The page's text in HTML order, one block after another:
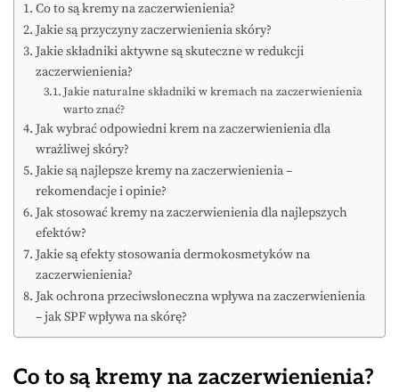
Co to są kremy na zaczerwienienia?
Jakie są przyczyny zaczerwienienia skóry?
Jakie składniki aktywne są skuteczne w redukcji
zaczerwienienia?
Jakie naturalne składniki w kremach na zaczerwienienia
warto znać?
Jak wybrać odpowiedni krem na zaczerwienienia dla
wrażliwej skóry?
Jakie są najlepsze kremy na zaczerwienienia –
rekomendacje i opinie?
Jak stosować kremy na zaczerwienienia dla najlepszych
efektów?
Jakie są efekty stosowania dermokosmetyków na
zaczerwienienia?
Jak ochrona przeciwsłoneczna wpływa na zaczerwienienia
– jak SPF wpływa na skórę?
Co to są kremy na zaczerwienienia?